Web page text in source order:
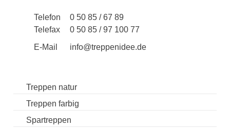
Telefon
0 50 85 / 67 89
Telefax
0 50 85 / 97 100 77
E-Mail
info@treppenidee.de
Treppen natur
Treppen farbig
Spartreppen